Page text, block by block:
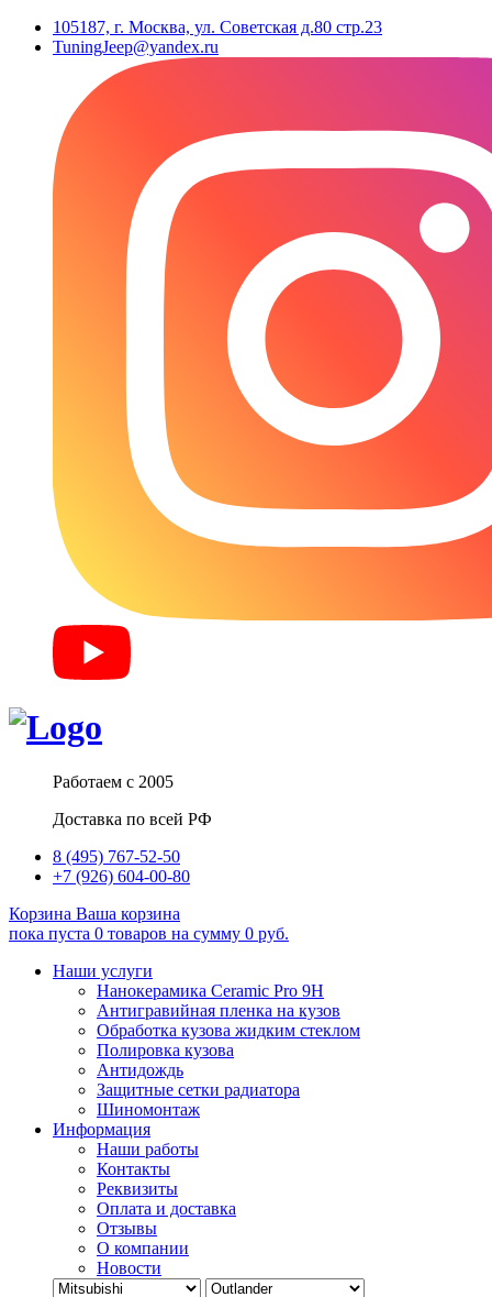
105187, г. Москва, ул. Советская д.80 стр.23
TuningJeep@yandex.ru
Работаем с 2005
Доставка по всей РФ
8 (495) 767-52-50
+7 (926) 604-00-80
Корзина Ваша корзина
пока пуста 0 товаров на сумму 0 руб.
Наши услуги
Нанокерамика Ceramic Pro 9H
Антигравийная пленка на кузов
Обработка кузова жидким стеклом
Полировка кузова
Антидождь
Защитные сетки радиатора
Шиномонтаж
Информация
Наши работы
Контакты
Реквизиты
Оплата и доставка
Отзывы
О компании
Новости